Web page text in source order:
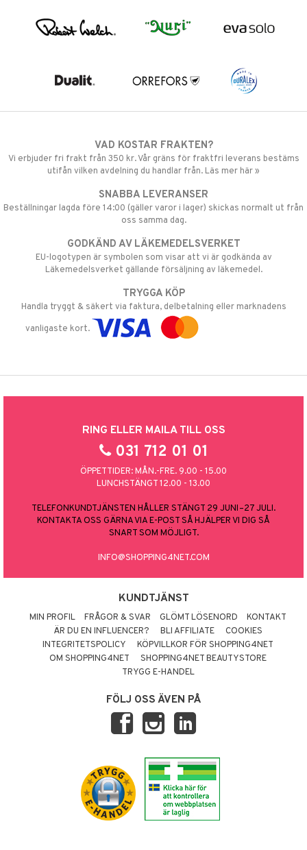
VAD KOSTAR FRAKTEN?
Vi erbjuder fri frakt från 350 kr. Vår gräns för fraktfri leverans bestäms
utifån vilken avdelning du handlar från. Läs mer här »
SNABBA LEVERANSER
Beställningar lagda före 14:00 (gäller varor i lager) skickas normalt ut från
oss samma dag.
GODKÄND AV LÄKEMEDELSVERKET
EU-logotypen är symbolen som visar att vi är godkända av
Läkemedelsverket gällande försäljning av läkemedel.
TRYGGA KÖP
Handla tryggt & säkert via faktura, delbetalning eller marknadens
vanligaste kort.
RING ELLER MAILA TILL OSS
031 712 01 01
ÖPPETTIDER: MÅN.-FRE. 9.00 - 15.00
LUNCHSTÄNGT 12.00 - 13.00
TELEFONKUNDTJÄNSTEN HÅLLER STÄNGT 29 JUNI–27 JULI.
KONTAKTA OSS GÄRNA VIA E-POST SÅ HJÄLPER VI DIG SÅ
SNART SOM MÖJLIGT.
INFO@SHOPPING4NET.COM
KUNDTJÄNST
MIN PROFIL FRÅGOR & SVAR GLÖMT LÖSENORD
KONTAKT
ÄR DU EN INFLUENCER?
BLI AFFILIATE
COOKIES
INTEGRITETSPOLICY
KÖPVILLKOR FÖR SHOPPING4NET
OM SHOPPING4NET
SHOPPING4NET BEAUTYSTORE
TRYGG E-HANDEL
FÖLJ OSS ÄVEN PÅ